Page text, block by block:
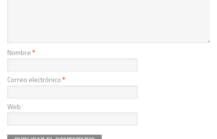
Nombre*
Correo electrónico*
Web